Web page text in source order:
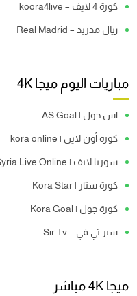
كورة 4 لايف – koora4live
ريال مدريد – Real Madrid
مباريات اليوم ميجا 4K
اس جول | AS Goal
كورة أون لاين | kora online
سوريا لايف | Syria Live Online
كورة ستار | Kora Star
كورة جول | Kora Goal
سير تي في – Sir Tv
ميجا 4K مباشر